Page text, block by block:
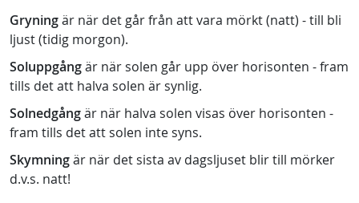
Gryningär när det går från att vara mörkt (natt) - till bli
ljust (tidig morgon).
Soluppgångär när solen går upp över horisonten - fram
tills det att halva solen är synlig.
Solnedgångär när halva solen visas över horisonten -
fram tills det att solen inte syns.
Skymningär när det sista av dagsljuset blir till mörker
d.v.s. natt!